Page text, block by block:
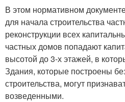
В этом нормативном
для начала строительства
реконструкции всех
частных домов попадают
высотой до 3-х этажей, в
Здания, которые построены
строительства, могут
возведенными.